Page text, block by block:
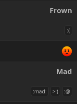
Frown
:(
Mad
:mad: >:( :@